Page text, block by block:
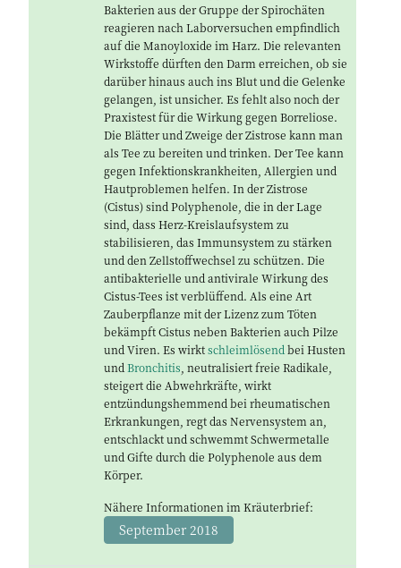
Bakterien aus der Gruppe der Spirochäten
reagieren nach Laborversuchen empfindlich
auf die Manoyloxide im Harz. Die relevanten
Wirkstoffe dürften den Darm erreichen, ob sie
darüber hinaus auch ins Blut und die Gelenke
gelangen, ist unsicher. Es fehlt also noch der
Praxistest für die Wirkung gegen Borreliose.
Die Blätter und Zweige der Zistrose kann man
als Tee zu bereiten und trinken. Der Tee kann
gegen Infektionskrankheiten, Allergien und
Hautproblemen helfen. In der Zistrose
(Cistus) sind Polyphenole, die in der Lage
sind, dass Herz-Kreislaufsystem zu
stabilisieren, das Immunsystem zu stärken
und den Zellstoffwechsel zu schützen. Die
antibakterielle und antivirale Wirkung des
Cistus-Tees ist verblüffend. Als eine Art
Zauberpflanze mit der Lizenz zum Töten
bekämpft Cistus neben Bakterien auch Pilze
und Viren. Es wirktschleimlösend bei Husten
und Bronchitis , neutralisiert freie Radikale,
steigert die Abwehrkräfte, wirkt
entzündungshemmend bei rheumatischen
Erkrankungen, regt das Nervensystem an,
entschlackt und schwemmt Schwermetalle
und Gifte durch die Polyphenole aus dem
Körper.
Nähere Informationen im Kräuterbrief:
September 2018